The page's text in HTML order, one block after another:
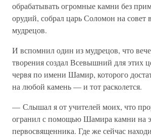
обрабатывать огромные камни без
орудий, собрал царь Соломон на совет
мудрецов.
И вспомнил один из мудрецов, что
творения создал Всевышний для этих
червя по имени Шамир, которого
на любой камень — и тот расколется.
— Слышал я от учителей моих, что
огранил с помощью Шамира камни на
первосвященника. Где же сейчас